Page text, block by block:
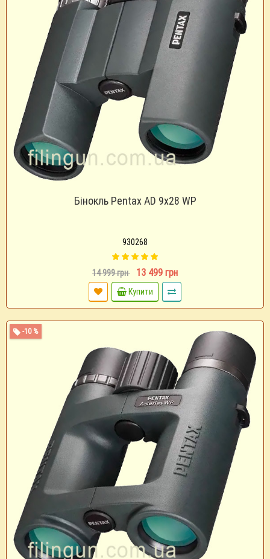
Бінокль Pentax AD 9х28 WP
930268
14 999 грн 13 499 грн
Купити
-10 %